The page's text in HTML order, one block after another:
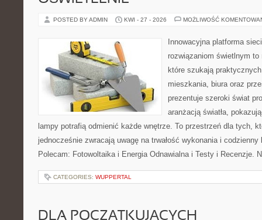
POSTED BY ADMIN KWI - 27 - 2026 MOŻLIWOŚĆ
Innowacyjna platforma
rozwiązaniom świetlnym
które szukają
mieszkania, biura oraz
prezentuje szeroki świat
aranżacją światła,
lampy potrafią odmienić każde wnętrze. To przestrzeń dla tych,
jednocześnie zwracają uwagę na trwałość wykonania i
Polecam: Fotowoltaika i Energia Odnawialna i Testy i Recenzje.
CATEGORIES: WUPPERTAL
DLA POCZĄTKUJĄCYCH